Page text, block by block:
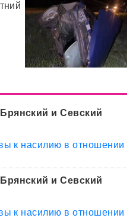
и Севский
к насилию в отношении
и Севский
к насилию в отношении